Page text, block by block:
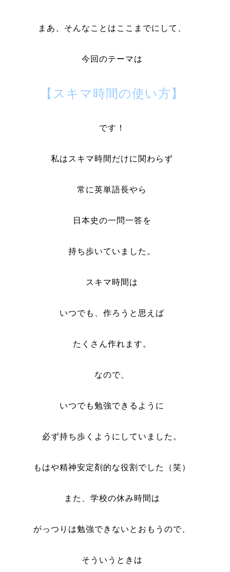
まあ、そんなことはここまでにして、
今回のテーマは
【スキマ時間の使い方】
です！
私はスキマ時間だけに関わらず
常に英単語長やら
日本史の一問一答を
持ち歩いていました。
スキマ時間は
いつでも、作ろうと思えば
たくさん作れます。
なので、
いつでも勉強できるように
必ず持ち歩くようにしていました。
もはや精神安定剤的な役割でした（笑）
また、学校の休み時間は
がっつりは勉強できないとおもうので、
そういうときは